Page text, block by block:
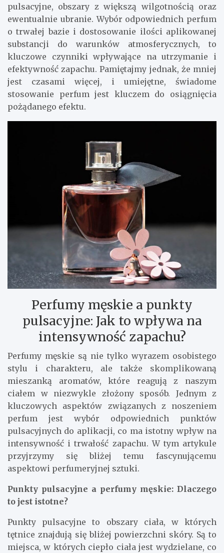
pulsacyjne, obszary z większą wilgotnością oraz
ewentualnie ubranie. Wybór odpowiednich perfum
o trwałej bazie i dostosowanie ilości aplikowanej
substancji do warunków atmosferycznych, to
kluczowe czynniki wpływające na utrzymanie i
efektywność zapachu. Pamiętajmy jednak, że mniej
jest czasami więcej, i umiejętne, świadome
stosowanie perfum jest kluczem do osiągnięcia
pożądanego efektu.
Perfumy męskie a punkty
pulsacyjne: Jak to wpływa na
intensywność zapachu?
Perfumy męskie są nie tylko wyrazem osobistego
stylu i charakteru, ale także skomplikowaną
mieszanką aromatów, które reagują z naszym
ciałem w niezwykle złożony sposób. Jednym z
kluczowych aspektów związanych z noszeniem
perfum jest wybór odpowiednich punktów
pulsacyjnych do aplikacji, co ma istotny wpływ na
intensywność i trwałość zapachu. W tym artykule
przyjrzymy się bliżej temu fascynującemu
aspektowi perfumeryjnej sztuki.
Punkty pulsacyjne a perfumy męskie: Dlaczego
to jest istotne?
Punkty pulsacyjne to obszary ciała, w których
tętnice znajdują się bliżej powierzchni skóry. Są to
miejsca, w których ciepło ciała jest wydzielane, co